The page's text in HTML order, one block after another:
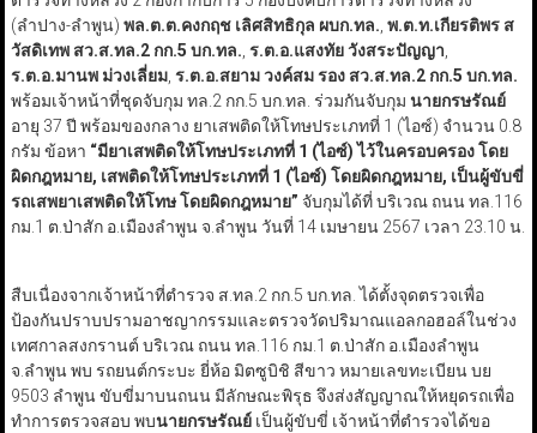
(ลำปาง-ลำพูน) พล.ต.ต.คงกฤช เลิศสิทธิกุล ผบก.ทล., พ.ต.ท.เกียรติพร ส
วัสดิเทพ สว.ส.ทล.2 กก.5 บก.ทล., ร.ต.อ.แสงทัย วังสระปัญญา,
ร.ต.อ.มานพ ม่วงเลี่ยม, ร.ต.อ.สยาม วงค์สม รอง สว.ส.ทล.2 กก.5 บก.ทล.
พร้อมเจ้าหน้าที่ชุดจับกุม ทล.2 กก.5 บก.ทล. ร่วมกันจับกุม นายกรษรัณย์
อายุ 37 ปี พร้อมของกลาง ยาเสพติดให้โทษประเภทที่ 1 (ไอซ์) จำนวน 0.8
กรัม ข้อหา “มียาเสพติดให้โทษประเภทที่ 1 (ไอซ์) ไว้ในครอบครอง โดย
ผิดกฎหมาย, เสพติดให้โทษประเภทที่ 1 (ไอซ์) โดยผิดกฎหมาย, เป็นผู้ขับขี่
รถเสพยาเสพติดให้โทษ โดยผิดกฎหมาย” จับกุมได้ที่ บริเวณ ถนน ทล.116
กม.1 ต.ป่าสัก อ.เมืองลำพูน จ.ลำพูน วันที่ 14 เมษายน 2567 เวลา 23.10 น.
สืบเนื่องจากเจ้าหน้าที่ตำรวจ ส.ทล.2 กก.5 บก.ทล. ได้ตั้งจุดตรวจเพื่อ
ป้องกันปราบปรามอาชญากรรมและตรวจวัดปริมาณแอลกอฮอล์ในช่วง
เทศกาลสงกรานต์ บริเวณ ถนน ทล.116 กม.1 ต.ป่าสัก อ.เมืองลำพูน
จ.ลำพูน พบ รถยนต์กระบะ ยี่ห้อ มิตซูบิชิ สีขาว หมายเลขทะเบียน บย
9503 ลำพูน ขับขี่มาบนถนน มีลักษณะพิรุธ จึงส่งสัญญาณให้หยุดรถเพื่อ
ทำการตรวจสอบ พบนายกรษรัณย์เป็นผู้ขับขี่ เจ้าหน้าที่ตำรวจได้ขอ